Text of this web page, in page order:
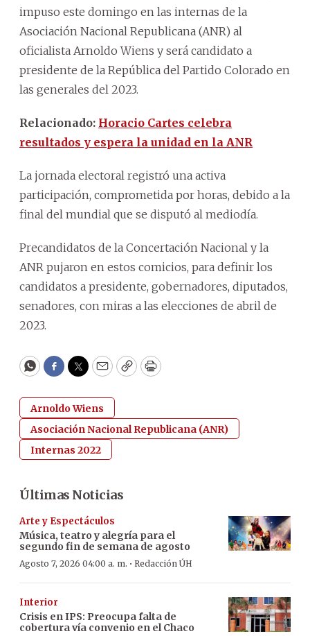
impuso este domingo en las internas de la
Asociación Nacional Republicana (ANR) al
oficialista Arnoldo Wiens y será candidato a
presidente de la República del Partido Colorado en
las generales del 2023.
Relacionado: Horacio Cartes celebra
resultados y espera la unidad en la ANR
La jornada electoral registró una activa
participación, comprometida por horas, debido a la
final del mundial que se disputó al mediodía.
Precandidatos de la Concertación Nacional y la
ANR pujaron en estos comicios, para definir los
candidatos a presidente, gobernadores, diputados,
senadores, con miras a las elecciones de abril de
2023.
WhatsApp
Facebook
Twitter
EmailCopyPrint
Arnoldo Wiens
Asociación Nacional Republicana (ANR)
Internas 2022
Últimas Noticias
Arte y Espectáculos
Música, teatro y alegría para el
segundo fin de semana de agosto
Agosto 7, 2026 04:00 a. m. · Redacción ÚH
Interior
Crisis en IPS: Preocupa falta de
cobertura vía convenio en el Chaco